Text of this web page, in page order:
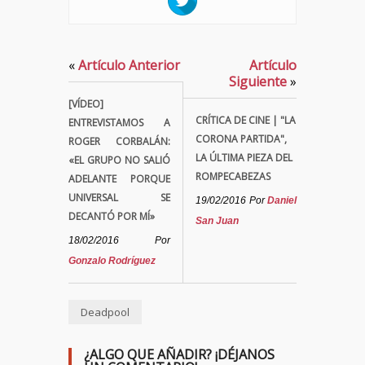
«Artículo Anterior
[VÍDEO]
ENTREVISTAMOS A
ROGER CORBALÁN:
«EL GRUPO NO SALIÓ
ADELANTE PORQUE
UNIVERSAL SE
DECANTÓ POR MÍ»
18/02/2016
Por
Gonzalo Rodríguez
Artículo
Siguiente»
CRÍTICA DE CINE | "LA
CORONA PARTIDA",
LA ÚLTIMA PIEZA DEL
ROMPECABEZAS
19/02/2016 PorDaniel
San Juan
Deadpool
¿ALGO QUE AÑADIR? ¡DÉJANOS